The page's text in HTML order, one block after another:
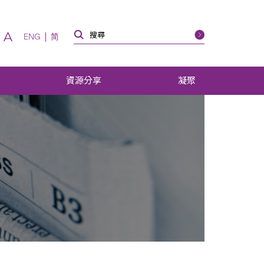
A ENG 简
資源分享 凝聚